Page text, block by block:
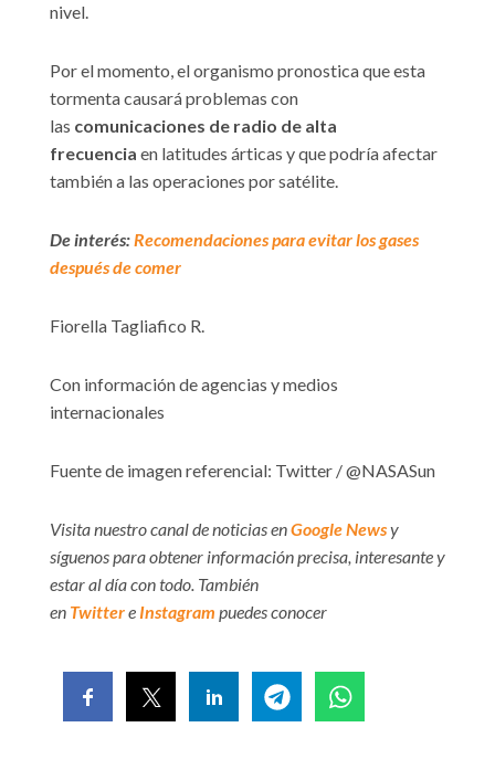
nivel.
Por el momento, el organismo pronostica que esta
tormenta causará problemas con
las comunicaciones de radio de alta
frecuencia en latitudes árticas y que podría afectar
también a las operaciones por satélite.
De interés:Recomendaciones para evitar los gases
después de comer
Fiorella Tagliafico R.
Con información de agencias y medios
internacionales
Fuente de imagen referencial: Twitter / @NASASun
Visita nuestro canal de noticias enGoogle Newsy
síguenos para obtener información precisa, interesante y
estar al día con todo. También
en Twittere Instagram puedes conocer